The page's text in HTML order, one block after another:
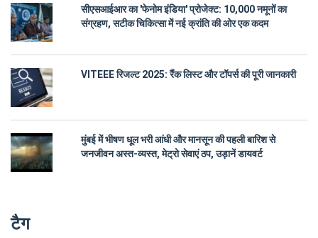
सीएसआईआर का 'फेनोम इंडिया' प्रोजेक्ट: 10,000 नमूनों का
संग्रहण, सटीक चिकित्सा में नई क्रांति की ओर एक कदम
VITEEE रिजल्ट 2025: रैंक लिस्ट और टॉपर्स की पूरी जानकारी
मुंबई में भीषण धूल भरी आंधी और मानसून की पहली बारिश से
जनजीवन अस्त-व्यस्त, मेट्रो सेवाएं ठप, उड़ानें डायवर्ट
टैग